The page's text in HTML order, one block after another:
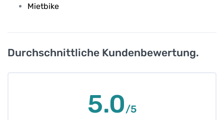
Mietbike
Durchschnittliche Kundenbewertung.
5.0/5